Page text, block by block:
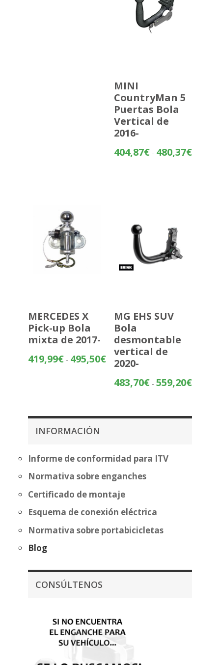
MINI
CountryMan 5
Puertas Bola
Vertical de
2016-
404,87€ - 480,37€Rango
MERCEDES X
Pick-up Bola
mixta de 2017-
419,99€ - 495,50€Rango
precios:
MG EHS SUV
Bola
desmontable
vertical de
2020-
483,70€ - 559,20€Rango
INFORMACIÓN
Informe de conformidad para ITV
Normativa sobre enganches
Certificado de montaje
Esquema de conexión eléctrica
Normativa sobre portabicicletas
Blog
CONSÚLTENOS